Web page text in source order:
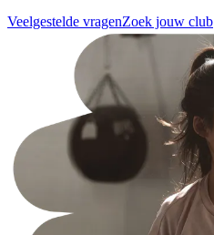
Veelgestelde vragenZoek jouw club